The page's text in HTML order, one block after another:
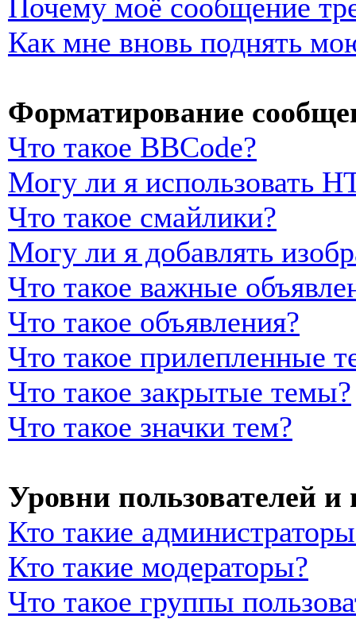
Почему моё сообщение
Как мне вновь поднять
Форматирование
Что такое BBCode?
Могу ли я использовать
Что такое смайлики?
Могу ли я добавлять
Что такое важные
Что такое объявления?
Что такое прилепленные
Что такое закрытые темы?
Что такое значки тем?
Уровни пользователей
Кто такие
Кто такие модераторы?
Что такое группы